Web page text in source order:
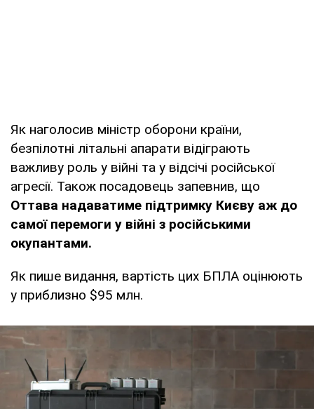
Як наголосив міністр оборони країни,
безпілотні літальні апарати відіграють
важливу роль у війні та у відсічі російської
агресії. Також посадовець запевнив, що
Оттава надаватиме підтримку Києву аж до
самої перемоги у війні з російськими
окупантами.
Як пише видання, вартість цих БПЛА оцінюють
у приблизно $95 млн.